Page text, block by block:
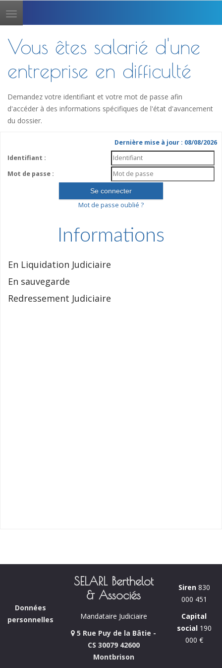
Toggle
navigation
Vous êtes salarié d'une
entreprise en difficulté
Demandez votre identifiant et votre mot de passe afin
d'accéder à des informations spécifiques de l'état d'avancement
du dossier.
Dernière mise à jour : 08/08/2026
Identifiant :
Mot de passe :
Mot de passe oublié ?
Informations
En Liquidation Judiciaire
En sauvegarde
Redressement Judiciaire
Données
personnelles
SELARL Berthelot
& Associés
Mandataire Judiciaire
5 Rue Puy de la Bâtie -
CS 30079 42600
Montbrison
Siren830
000 451
Capital
social190
000 €